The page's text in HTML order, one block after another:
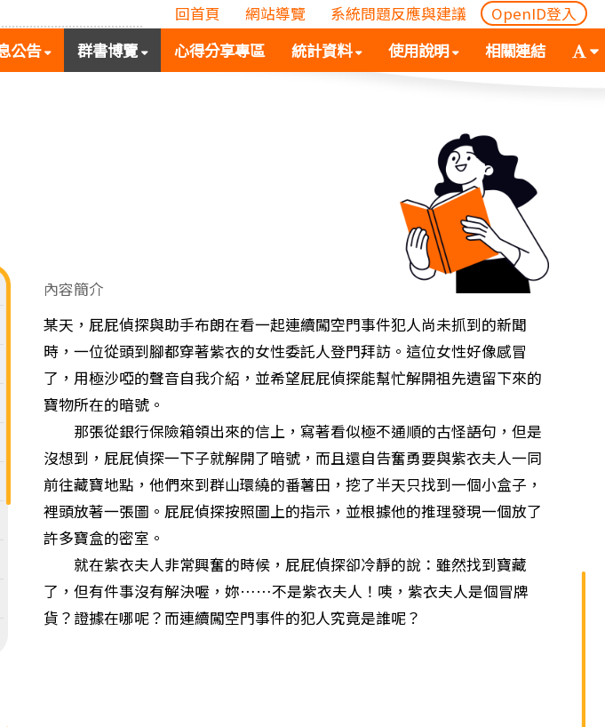
回首頁 網站導覽 系統問題反應與建議 OpenID登入
公告(按
空
群書博覽(按
空
心得分享專區 統計資料(
按
使用說明(按
空
向
下
展
開
次
單)
相關連結
字
體
內容簡介
某天，屁屁偵探與助手布朗在看一起連續闖空門事件犯人尚未抓到的新聞
時，一位從頭到腳都穿著紫衣的女性委託人登門拜訪。這位女性好像感冒
了，用極沙啞的聲音自我介紹，並希望屁屁偵探能幫忙解開祖先遺留下來的
寶物所在的暗號。
那張從銀行保險箱領出來的信上，寫著看似極不通順的古怪語句，但是
沒想到，屁屁偵探一下子就解開了暗號，而且還自告奮勇要與紫衣夫人一同
前往藏寶地點，他們來到群山環繞的番薯田，挖了半天只找到一個小盒子，
裡頭放著一張圖。屁屁偵探按照圖上的指示，並根據他的推理發現一個放了
許多寶盒的密室。
就在紫衣夫人非常興奮的時候，屁屁偵探卻冷靜的說：雖然找到寶藏
了，但有件事沒有解決喔，妳……不是紫衣夫人！咦，紫衣夫人是個冒牌
貨？證據在哪呢？而連續闖空門事件的犯人究竟是誰呢？